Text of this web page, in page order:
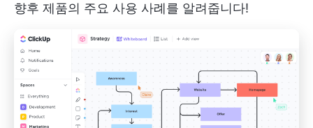
향후 제품의 주요 사용 사례를 알려줍니다!